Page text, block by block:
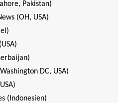
Pakistan)
(OH, USA)
DC, USA)
(Indonesien)